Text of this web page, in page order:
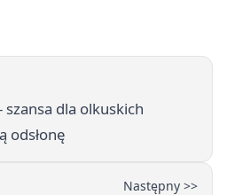
dla olkuskich
odsłonę
Następny >>